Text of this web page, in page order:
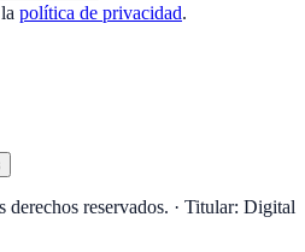
política de privacidad.
reservados. · Titular: Digital